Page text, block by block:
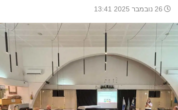
26 נובמבר 2025 13:41